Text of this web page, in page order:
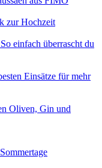
zur Hochzeit
einfach überrascht du
Einsätze für mehr
Oliven, Gin und